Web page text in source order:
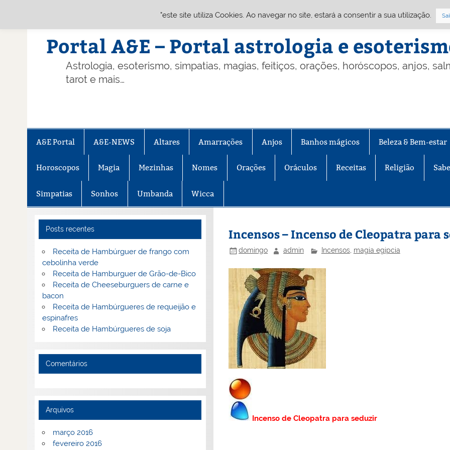
Portal A&E – Portal astrologia e
Astrologia, esoterismo, simpatias, magias, feitiços, orações, horóscopos, anjos,
tarot e mais…
A&E Portal A&E-NEWS Altares Amarrações Anjos Banhos mágicos Beleza & Bem-estar
Horoscopos Magia Mezinhas Nomes Orações Oráculos Receitas Religião
Simpatias Sonhos Umbanda Wicca
Incensos – Incenso de Cleopatra para
domingo admin Incensos, magia egipcia
Incenso de Cleopatra para seduzir
Posts recentes
Receita de Hambúrguer de frango com
cebolinha verde
Receita de Hamburguer de Grão-de-Bico
Receita de Cheeseburguers de carne e
bacon
Receita de Hambúrgueres de requeijão e
espinafres
Receita de Hambúrgueres de soja
Comentários
Arquivos
março 2016
fevereiro 2016
"este site utiliza Cookies. Ao navegar no site, estará a consentir a sua utilização.